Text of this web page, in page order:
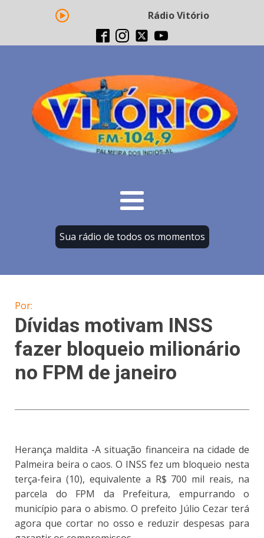
Rádio Vitório FM -
Sua rádio de todos os momentos
Por:
Dívidas motivam INSS
fazer bloqueio milionário
no FPM de janeiro
Herança maldita -A situação financeira na cidade de
Palmeira beira o caos. O INSS fez um bloqueio nesta
terça-feira (10), equivalente a R$ 700 mil reais, na
parcela do FPM da Prefeitura, empurrando o
município para o abismo. O prefeito Júlio Cezar terá
agora que cortar no osso e reduzir despesas para